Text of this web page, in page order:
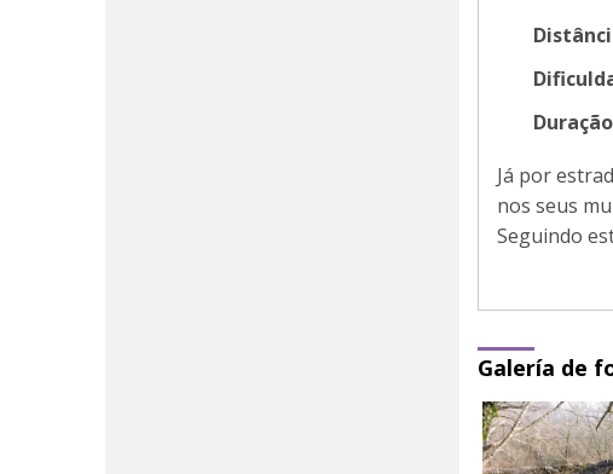
Já por
nos seus
Seguindo
Galería de